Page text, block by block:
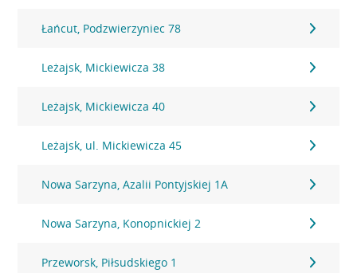
Łańcut, Podzwierzyniec 78
Leżajsk, Mickiewicza 38
Leżajsk, Mickiewicza 40
Leżajsk, ul. Mickiewicza 45
Nowa Sarzyna, Azalii Pontyjskiej 1A
Nowa Sarzyna, Konopnickiej 2
Przeworsk, Piłsudskiego 1